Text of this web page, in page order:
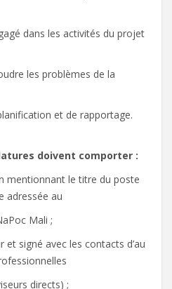
dans les activités du projet
les problèmes de la
et de rapportage.
doivent comporter :
mentionnant le titre du poste
adressée au
Mali ;
et signé avec les contacts d’au
directs) ;